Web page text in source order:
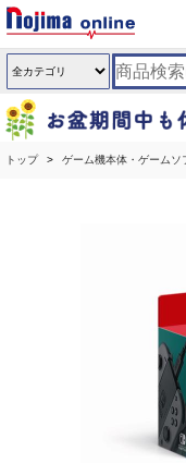
トップ ゲーム機本体・ゲームソ